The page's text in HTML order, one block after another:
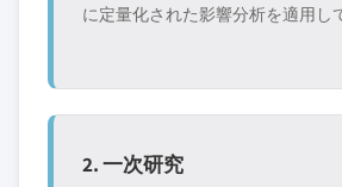
に定量化された影響分析を適用し
2. 一次研究